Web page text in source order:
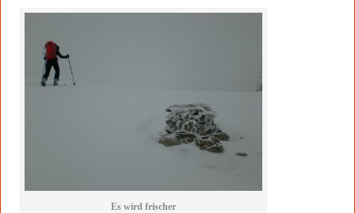
Es wird frischer